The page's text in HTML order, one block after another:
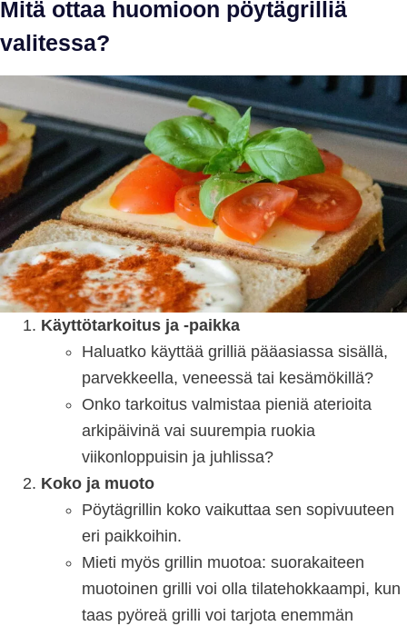
Mitä ottaa huomioon pöytägrilliä
valitessa?
Käyttötarkoitus ja -paikka
Haluatko käyttää grilliä pääasiassa sisällä,
parvekkeella, veneessä tai kesämökillä?
Onko tarkoitus valmistaa pieniä aterioita
arkipäivinä vai suurempia ruokia
viikonloppuisin ja juhlissa?
Koko ja muoto
Pöytägrillin koko vaikuttaa sen sopivuuteen
eri paikkoihin.
Mieti myös grillin muotoa: suorakaiteen
muotoinen grilli voi olla tilatehokkaampi, kun
taas pyöreä grilli voi tarjota enemmän